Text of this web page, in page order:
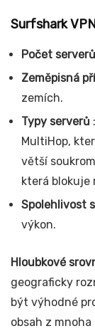
Surfshark
Počet serverů
Zeměpisná
zemích.
Typy serverů
MultiHop,
větší
která blokuje
Spolehlivost
výkon.
Hloubkové
geograficky
být výhodné
obsah z